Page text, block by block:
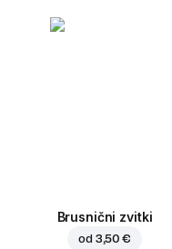
Brusnični zvitki
od 3,50 €